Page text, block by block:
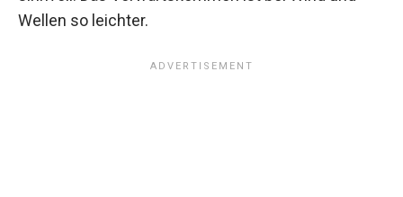
Wellen so leichter.